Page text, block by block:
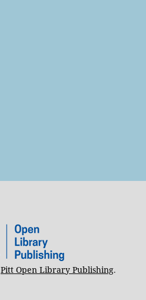
Pitt Open Library Publishing.